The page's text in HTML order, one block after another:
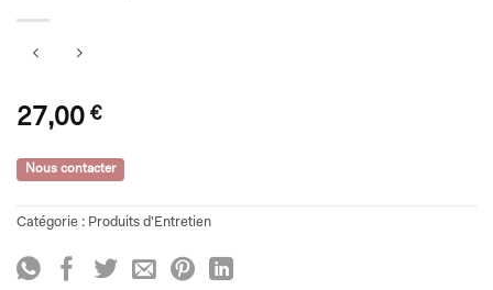
27,00 €
Nous contacter
Catégorie : Produits d'Entretien